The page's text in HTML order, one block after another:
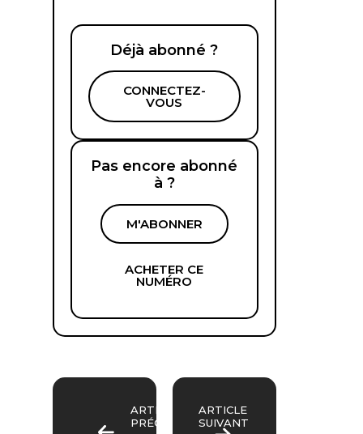
Déjà abonné ?
CONNECTEZ-
VOUS
Pas encore abonné
à ?
M'ABONNER
ACHETER CE
NUMÉRO
ARTICLE
PRÉCÉDENT
ARTICLE
SUIVANT